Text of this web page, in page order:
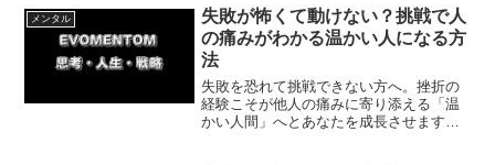
理想の自分とチャンスを掴み取りましょ
う。
メンタル
失敗が怖くて動けない？挑戦で人
の痛みがわかる温かい人になる方
法
失敗を恐れて挑戦できない方へ。挫折の
経験こそが他人の痛みに寄り添える「温
かい人間」へとあなたを成長させます。